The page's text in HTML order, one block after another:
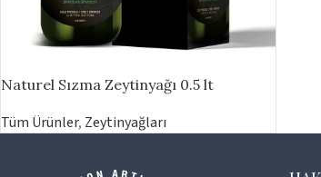
Naturel Sızma Zeytinyağı 0.5 lt
Tüm Ürünler, Zeytinyağları